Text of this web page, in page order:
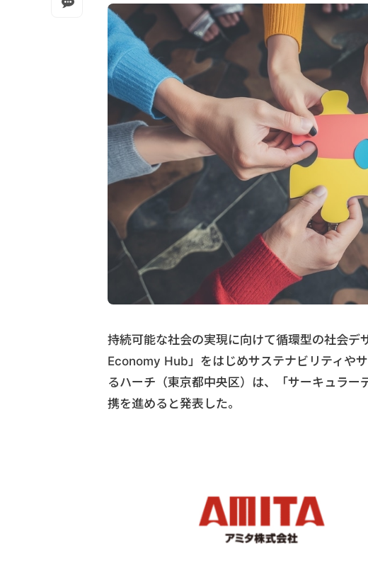
持続可能な社会の実現に向けて循環型の社会
Economy Hub」をはじめサステナビリティや
るハーチ（東京都中央区）は、「サーキュラ
携を進めると発表した。